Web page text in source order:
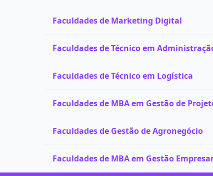
Faculdades de Marketing Digital
Faculdades de Técnico em
Faculdades de Técnico em Logística
Faculdades de MBA em Gestão de
Faculdades de Gestão de Agronegócio
Faculdades de MBA em Gestão